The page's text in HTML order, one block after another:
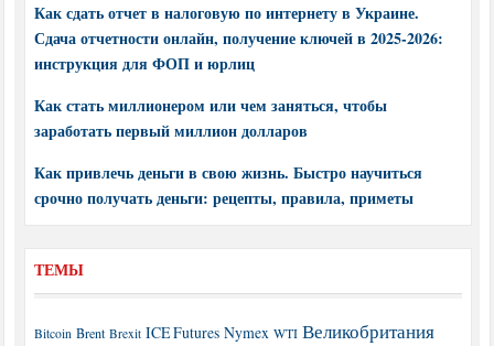
Как сдать отчет в налоговую по интернету в Украине.
Сдача отчетности онлайн, получение ключей в 2025-2026:
инструкция для ФОП и юрлиц
Как стать миллионером или чем заняться, чтобы
заработать первый миллион долларов
Как привлечь деньги в свою жизнь. Быстро научиться
срочно получать деньги: рецепты, правила, приметы
ТЕМЫ
Bitcoin Brent Brexit ICE Futures Nymex WTI Великобритания